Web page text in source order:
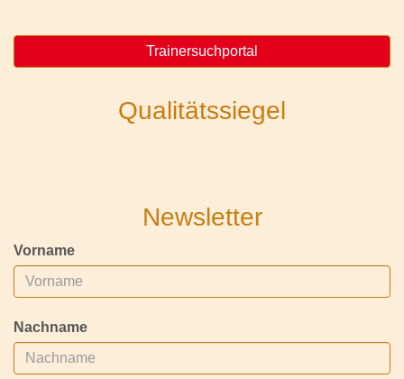
Trainersuchportal
Qualitätssiegel
Newsletter
Vorname
Nachname